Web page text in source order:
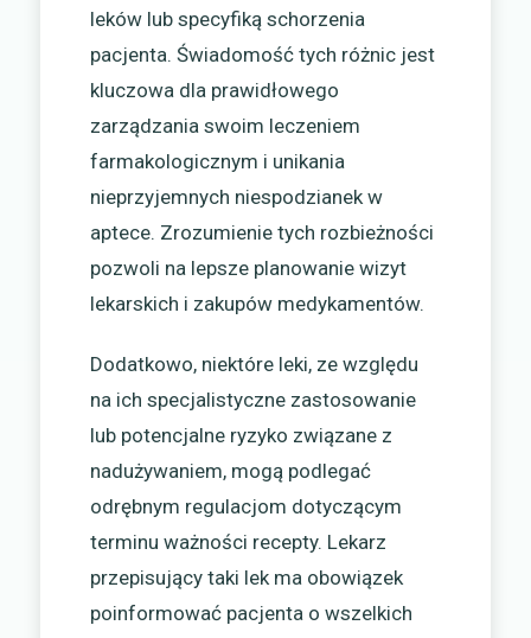
leków lub specyfiką schorzenia
pacjenta. Świadomość tych różnic jest
kluczowa dla prawidłowego
zarządzania swoim leczeniem
farmakologicznym i unikania
nieprzyjemnych niespodzianek w
aptece. Zrozumienie tych rozbieżności
pozwoli na lepsze planowanie wizyt
lekarskich i zakupów medykamentów.
Dodatkowo, niektóre leki, ze względu
na ich specjalistyczne zastosowanie
lub potencjalne ryzyko związane z
nadużywaniem, mogą podlegać
odrębnym regulacjom dotyczącym
terminu ważności recepty. Lekarz
przepisujący taki lek ma obowiązek
poinformować pacjenta o wszelkich